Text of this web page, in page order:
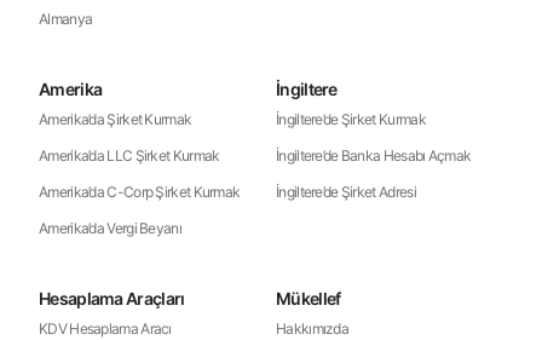
Almanya
Amerika
Amerika’da Şirket Kurmak
Amerika’da LLC Şirket Kurmak
Amerika’da C-Corp Şirket Kurmak
Amerika’da Vergi Beyanı
İngiltere
İngiltere’de Şirket Kurmak
İngiltere’de Banka Hesabı Açmak
İngiltere’de Şirket Adresi
Hesaplama Araçları
KDV Hesaplama Aracı
Mükellef
Hakkımızda